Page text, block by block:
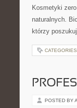
Kosmetyki
naturalnych.
którzy
POSTED BY